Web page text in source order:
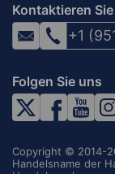
Kontaktieren
+1
Folgen Sie uns
Copyright © 2014-
Handelsname der